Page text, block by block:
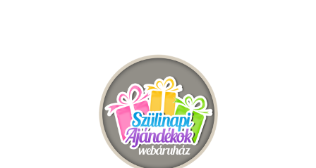
termékoldalon
választhatók
ki